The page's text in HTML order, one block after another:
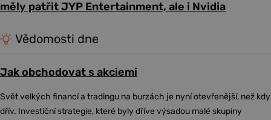
měly patřit JYP Entertainment, ale i Nvidia
Vědomosti dne
Jak obchodovat s akciemi
Svět velkých financí a tradingu na burzách je nyní otevřenější, než kdy
dřív. Investiční strategie, které byly dříve výsadou malé skupiny